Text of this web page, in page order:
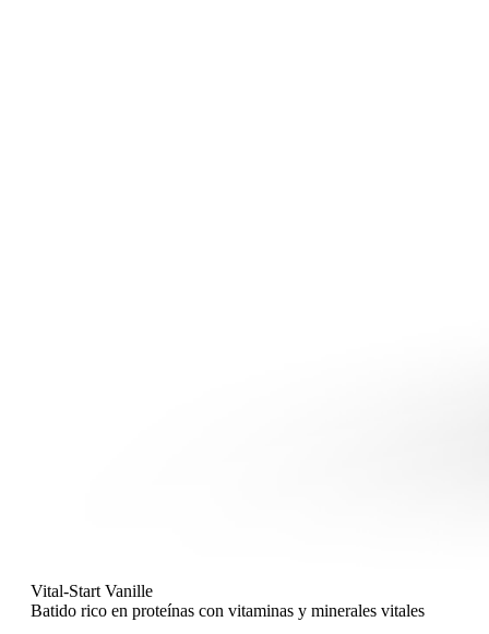
Vital-Start Vanille
Batido rico en proteínas con vitaminas y minerales vitales